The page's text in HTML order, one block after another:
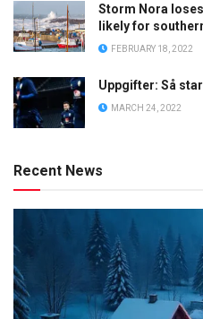
Storm Nora
likely for
FEBRUARY 18, 2022
Uppgifter: Så
MARCH 24, 2022
Recent News